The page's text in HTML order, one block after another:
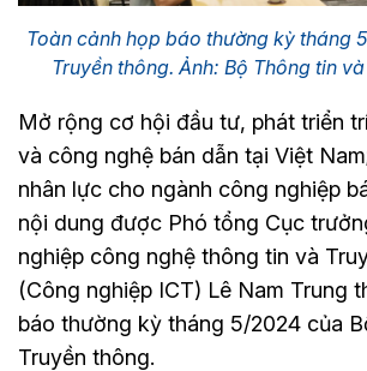
Toàn cảnh họp báo thường kỳ tháng
Truyền thông. Ảnh: Bộ Thông tin
Mở rộng cơ hội đầu tư, phát triển
và công nghệ bán dẫn tại Việt
nhân lực cho ngành công nghiệp
nội dung được Phó tổng Cục
nghiệp công nghệ thông tin và
(Công nghiệp ICT) Lê Nam Trung
báo thường kỳ tháng 5/2024 của
Truyền thông.